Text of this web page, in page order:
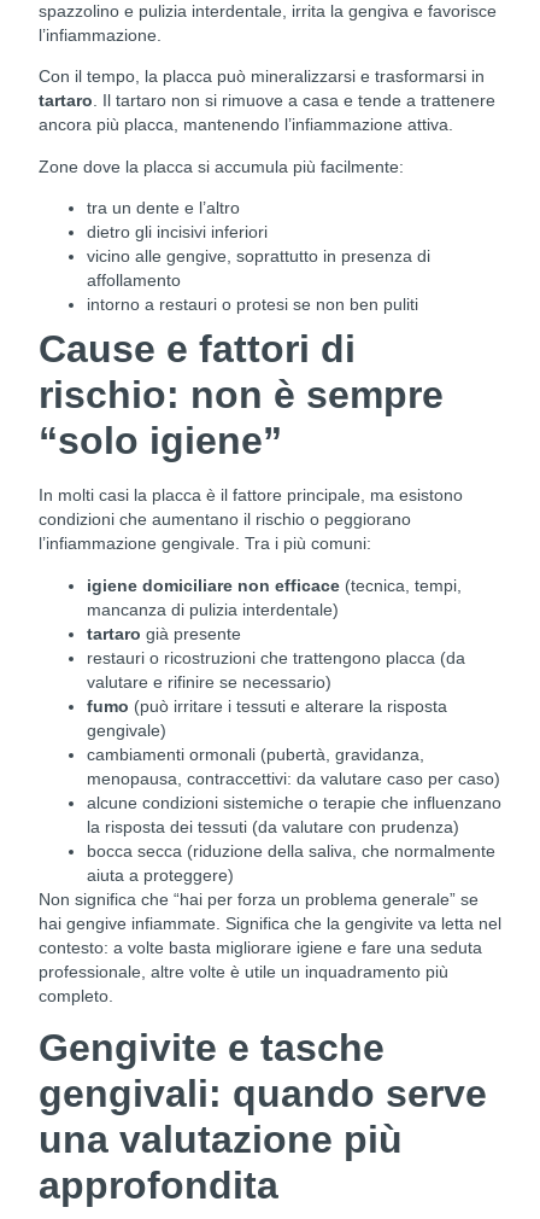
spazzolino e pulizia interdentale, irrita la gengiva e favorisce
l’infiammazione.
Con il tempo, la placca può mineralizzarsi e trasformarsi in
tartaro. Il tartaro non si rimuove a casa e tende a trattenere
ancora più placca, mantenendo l’infiammazione attiva.
Zone dove la placca si accumula più facilmente:
tra un dente e l’altro
dietro gli incisivi inferiori
vicino alle gengive, soprattutto in presenza di
affollamento
intorno a restauri o protesi se non ben puliti
Cause e fattori di
rischio: non è sempre
“solo igiene”
In molti casi la placca è il fattore principale, ma esistono
condizioni che aumentano il rischio o peggiorano
l’infiammazione gengivale. Tra i più comuni:
igiene domiciliare non efficace (tecnica, tempi,
mancanza di pulizia interdentale)
tartaro già presente
restauri o ricostruzioni che trattengono placca (da
valutare e rifinire se necessario)
fumo (può irritare i tessuti e alterare la risposta
gengivale)
cambiamenti ormonali (pubertà, gravidanza,
menopausa, contraccettivi: da valutare caso per caso)
alcune condizioni sistemiche o terapie che influenzano
la risposta dei tessuti (da valutare con prudenza)
bocca secca (riduzione della saliva, che normalmente
aiuta a proteggere)
Non significa che “hai per forza un problema generale” se
hai gengive infiammate. Significa che la gengivite va letta nel
contesto: a volte basta migliorare igiene e fare una seduta
professionale, altre volte è utile un inquadramento più
completo.
Gengivite e tasche
gengivali: quando serve
una valutazione più
approfondita